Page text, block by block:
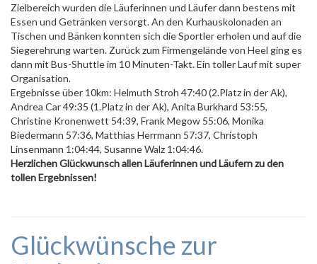
Zielbereich wurden die Läuferinnen und Läufer dann bestens mit
Essen und Getränken versorgt. An den Kurhauskolonaden an
Tischen und Bänken konnten sich die Sportler erholen und auf die
Siegerehrung warten. Zurück zum Firmengelände von Heel ging es
dann mit Bus-Shuttle im 10 Minuten-Takt. Ein toller Lauf mit super
Organisation.
Ergebnisse über 10km: Helmuth Stroh 47:40 (2.Platz in der Ak),
Andrea Car 49:35 (1.Platz in der Ak), Anita Burkhard 53:55,
Christine Kronenwett 54:39, Frank Megow 55:06, Monika
Biedermann 57:36, Matthias Herrmann 57:37, Christoph
Linsenmann 1:04:44, Susanne Walz 1:04:46.
Herzlichen Glückwunsch allen Läuferinnen und Läufern zu den
tollen Ergebnissen!
Glückwünsche zur